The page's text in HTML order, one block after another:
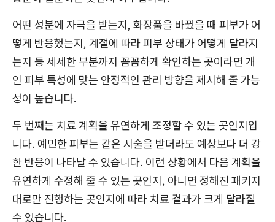
어떤 성분에 자극을 받는지, 화장품을 바꿨을 때 피부가 어
떻게 반응했는지, 계절에 따라 피부 상태가 어떻게 달라지
는지 등 세세한 부분까지 꼼꼼하게 확인하는 곳이라면 개
인 피부 특성에 맞는 안정적인 관리 방향을 제시해 줄 가능
성이 높습니다.
두 번째는 치료 계획을 유연하게 조정할 수 있는 곳인지입
니다. 예민한 피부는 같은 시술을 받더라도 예상보다 더 강
한 반응이 나타날 수 있습니다. 이런 상황에서 다음 계획을
유연하게 수정해 줄 수 있는 곳인지, 아니면 정해진 패키지
대로만 진행하는 곳인지에 따라 치료 결과가 크게 달라질
수 있습니다.